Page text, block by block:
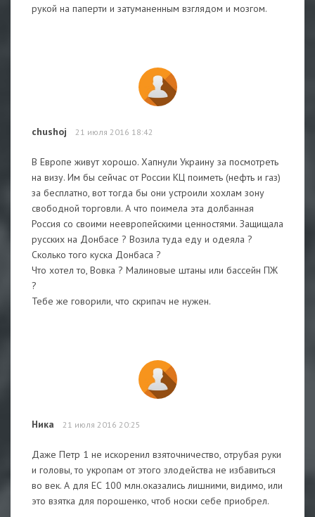
рукой на паперти и затуманенным взглядом и мозгом.
chushoj 21 июля 2016 18:42
В Европе живут хорошо. Хапнули Украину за посмотреть
на визу. Им бы сейчас от России КЦ поиметь (нефть и газ)
за бесплатно, вот тогда бы они устроили хохлам зону
свободной торговли. А что поимела эта долбанная
Россия со своими неевропейскими ценностями. Защищала
русских на Донбасе ? Возила туда еду и одеяла ?
Сколько того куска Донбаса ?
Что хотел то, Вовка ? Малиновые штаны или бассейн ПЖ
?
Тебе же говорили, что скрипач не нужен.
Ника 21 июля 2016 20:25
Даже Петр 1 не искоренил взяточничество, отрубая руки
и головы, то укропам от этого злодейства не избавиться
во век. А для ЕС 100 млн.оказались лишними, видимо, или
это взятка для порошенко, чтоб носки себе приобрел.